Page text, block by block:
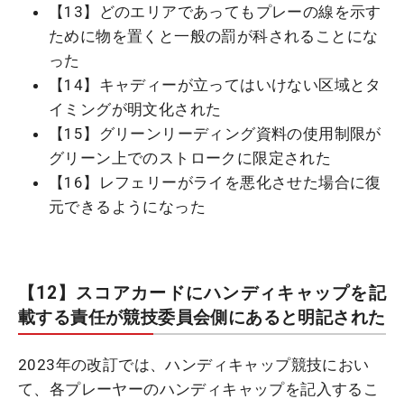
【13】どのエリアであってもプレーの線を示す
ために物を置くと一般の罰が科されることにな
った
【14】キャディーが立ってはいけない区域とタ
イミングが明文化された
【15】グリーンリーディング資料の使用制限が
グリーン上でのストロークに限定された
【16】レフェリーがライを悪化させた場合に復
元できるようになった
【12】スコアカードにハンディキャップを記
載する責任が競技委員会側にあると明記された
2023年の改訂では、ハンディキャップ競技におい
て、各プレーヤーのハンディキャップを記入するこ